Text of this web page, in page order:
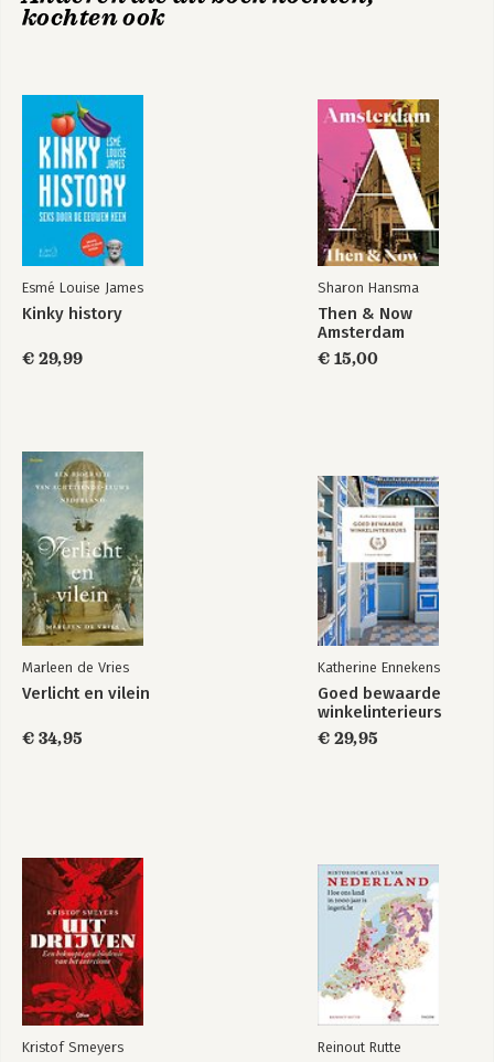
kochten ook
Esmé Louise James
Kinky history
€ 29,99
Sharon Hansma
Then & Now
Amsterdam
€ 15,00
Marleen de Vries
Verlicht en vilein
€ 34,95
Katherine Ennekens
Goed bewaarde
winkelinterieurs
€ 29,95
Kristof Smeyers Reinout Rutte